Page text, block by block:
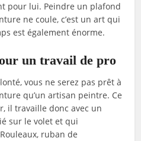
pour lui. Peindre un plafond
ne coule, c’est un art qui
est également énorme.
un travail de pro
vous ne serez pas prêt à
qu’un artisan peintre. Ce
il travaille donc avec un
sur le volet et qui
ruban de